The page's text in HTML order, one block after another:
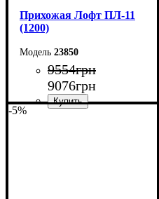
Прихожая Лофт ПЛ-11
(1200)
23850
9554грн
9076грн
-5%